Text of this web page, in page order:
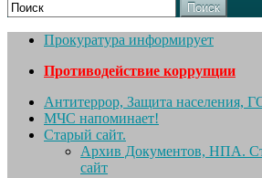
Поиск
Прокуратура информирует
Противодействие коррупции
Антитеррор, Защита населения,
МЧС напоминает!
Старый сайт.
Архив Документов, НПА.
сайт